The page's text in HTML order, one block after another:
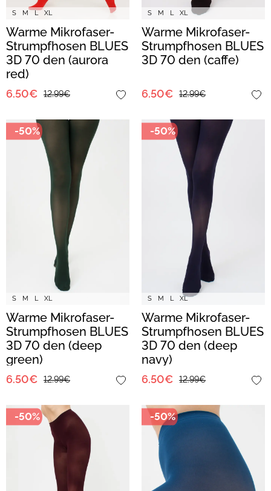
S M L XL
Warme Mikrofaser-
Strumpfhosen BLUES
3D 70 den (aurora
red)
6.50€ 12.99€
S M L XL
Warme Mikrofaser-
Strumpfhosen BLUES
3D 70 den (caffe)
6.50€ 12.99€
S M L XL
-50%
Warme Mikrofaser-
Strumpfhosen BLUES
3D 70 den (deep
green)
6.50€ 12.99€
S M L XL
-50%
Warme Mikrofaser-
Strumpfhosen BLUES
3D 70 den (deep
navy)
6.50€ 12.99€
-50% -50%